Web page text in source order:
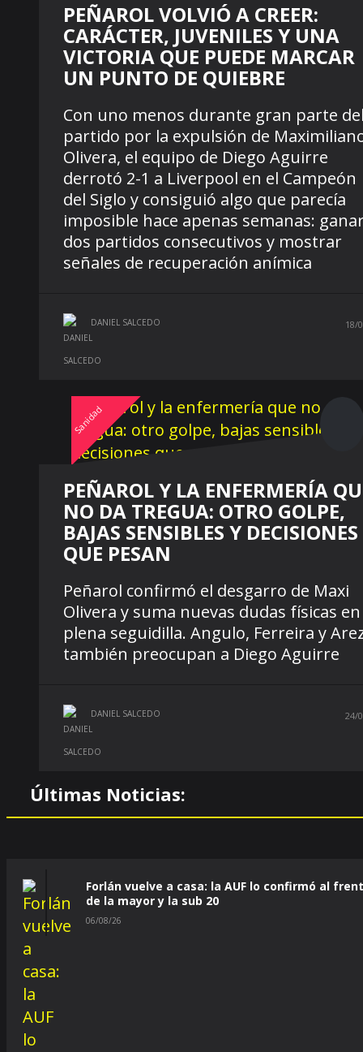
PEÑAROL VOLVIÓ A CREER:
CARÁCTER, JUVENILES Y UNA
VICTORIA QUE PUEDE MARCAR
UN PUNTO DE QUIEBRE
Con uno menos durante gran parte
partido por la expulsión de
Olivera, el equipo de Diego Aguirre
derrotó 2-1 a Liverpool en el Campeón
del Siglo y consiguió algo que parecía
imposible hace apenas semanas:
dos partidos consecutivos y mostrar
señales de recuperación anímica
DANIEL SALCEDO 18/
Sanidad
PEÑAROL Y LA ENFERMERÍA
NO DA TREGUA: OTRO GOLPE,
BAJAS SENSIBLES Y DECISIONES
QUE PESAN
Peñarol confirmó el desgarro de Maxi
Olivera y suma nuevas dudas físicas en
plena seguidilla. Angulo, Ferreira y
también preocupan a Diego Aguirre
DANIEL SALCEDO 24/
Últimas Noticias:
Forlán vuelve a casa: la AUF lo confirmó al
de la mayor y la sub 20
06/08/26